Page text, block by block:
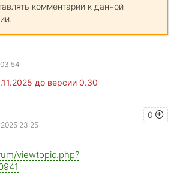
комментарии к данной
до версии 0.30
0
23:25
viewtopic.php?